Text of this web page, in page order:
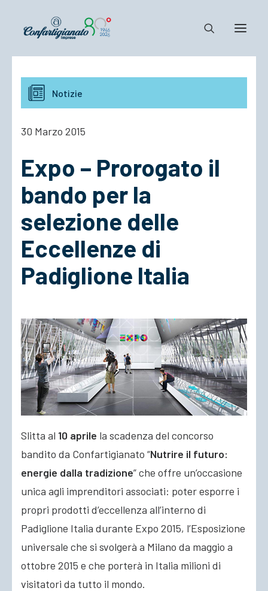
Notizie e Documenti
Confartigianato
Cosa Facciamo
Associarsi
Notizie
30 Marzo 2015
Expo – Prorogato il
bando per la
selezione delle
Eccellenze di
Padiglione Italia
Slitta al 10 aprile la scadenza del concorso
bandito da Confartigianato “Nutrire il futuro:
energie dalla tradizione” che offre un’occasione
unica agli imprenditori associati: poter esporre i
propri prodotti d’eccellenza all’interno di
Padiglione Italia durante Expo 2015, l’Esposizione
universale che si svolgerà a Milano da maggio a
ottobre 2015 e che porterà in Italia milioni di
visitatori da tutto il mondo.